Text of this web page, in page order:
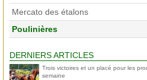
Mercato des étalons
Poulinières
DERNIERS ARTICLES
Trois victoires et un placé pour les
semaine